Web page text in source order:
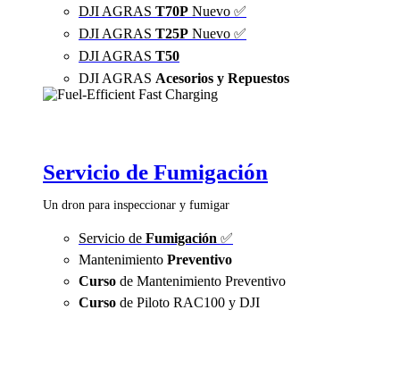
DJI AGRAS T70P Nuevo ✅
DJI AGRAS T25P Nuevo ✅
DJI AGRAS T50
DJI AGRAS Acesorios y Repuestos
Servicio de Fumigación
Un dron para inspeccionar y fumigar
Servicio de Fumigación ✅
Mantenimiento Preventivo
Curso de Mantenimiento Preventivo
Curso de Piloto RAC100 y DJI